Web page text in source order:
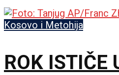
Kosovo i Metohija
ROK ISTIČE